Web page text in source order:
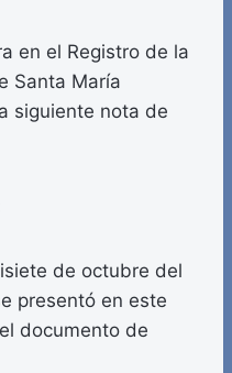
en el Registro de la
Santa María
siguiente nota de
de octubre del
presentó en este
documento de